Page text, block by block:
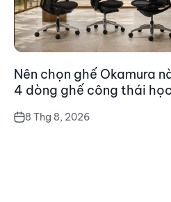
Nên chọn ghế Okamura
4 dòng ghế công thái học
8 Thg 8, 2026